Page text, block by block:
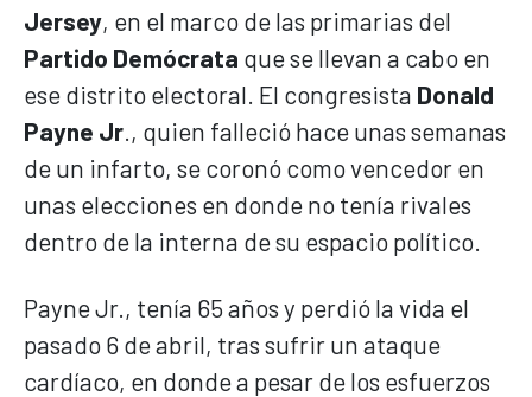
Jersey, en el marco de las primarias del
Partido Demócrata que se llevan a cabo en
ese distrito electoral. El congresista Donald
Payne Jr ., quien falleció hace unas semanas
de un infarto, se coronó como vencedor en
unas elecciones en donde no tenía rivales
dentro de la interna de su espacio político.
Payne Jr., tenía 65 años y perdió la vida el
pasado 6 de abril, tras sufrir un ataque
cardíaco, en donde a pesar de los esfuerzos